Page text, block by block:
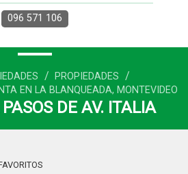
096 571 106
/ PROPIEDADES /
EN LA BLANQUEADA, MONTEVIDEO
DE AV. ITALIA